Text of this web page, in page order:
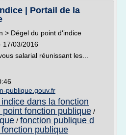
| Portail de la
> Dégel du point d'indice
17/03/2016
salarial réunissant les...
publique.gouv.fr
dans la fonction
point fonction publique /
/ fonction publique d
publique